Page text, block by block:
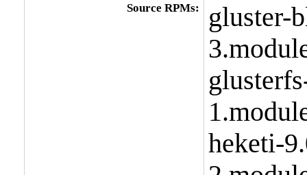
Source RPMs:
gluster-
heketi-